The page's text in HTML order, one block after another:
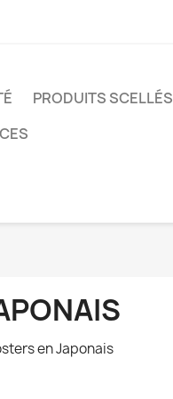
PRODUITS SCELLÉS
en Japonais